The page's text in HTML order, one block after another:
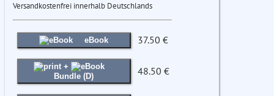
Versandkostenfrei innerhalb Deutschlands
eBook 37.50 €
+
Bundle (D)
48.50 €